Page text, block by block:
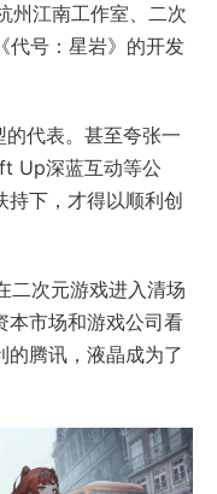
州江南工作室、二次
代号：星岩》的开发
代表。甚至夸张一
Up深蓝互动等公
持下，才得以顺利创
二次元游戏进入清场
本市场和游戏公司看
的腾讯，液晶成为了